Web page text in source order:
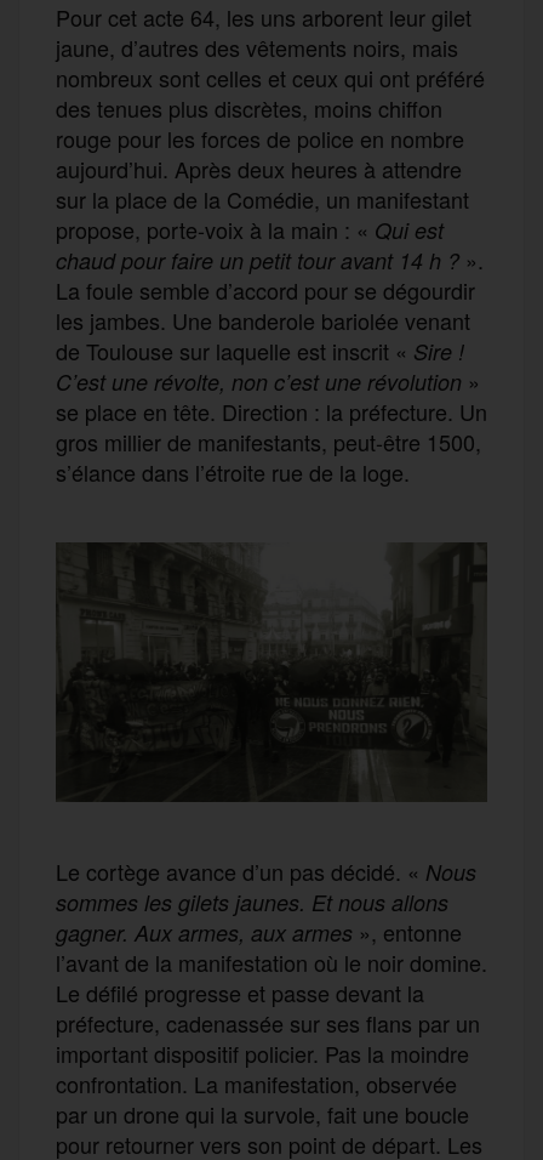
Pour cet acte 64, les uns arborent leur gilet
jaune, d’autres des vêtements noirs, mais
nombreux sont celles et ceux qui ont préféré
des tenues plus discrètes, moins chiffon
rouge pour les forces de police en nombre
aujourd’hui. Après deux heures à attendre
sur la place de la Comédie, un manifestant
propose, porte-voix à la main : « Qui est
chaud pour faire un petit tour avant 14 h ? ».
La foule semble d’accord pour se dégourdir
les jambes. Une banderole bariolée venant
de Toulouse sur laquelle est inscrit « Sire !
C’est une révolte, non c’est une révolution »
se place en tête. Direction : la préfecture. Un
gros millier de manifestants, peut-être 1500,
s’élance dans l’étroite rue de la loge.
Le cortège avance d’un pas décidé. « Nous
sommes les gilets jaunes. Et nous allons
gagner. Aux armes, aux armes », entonne
l’avant de la manifestation où le noir domine.
Le défilé progresse et passe devant la
préfecture, cadenassée sur ses flans par un
important dispositif policier. Pas la moindre
confrontation. La manifestation, observée
par un drone qui la survole, fait une boucle
pour retourner vers son point de départ. Les